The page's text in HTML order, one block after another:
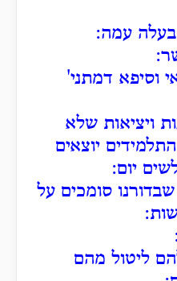
בעלה עמה:
וסיפא דמתני'
ויציאות שלא
יוצאים
יום:
סומכים על
ליטול מהם